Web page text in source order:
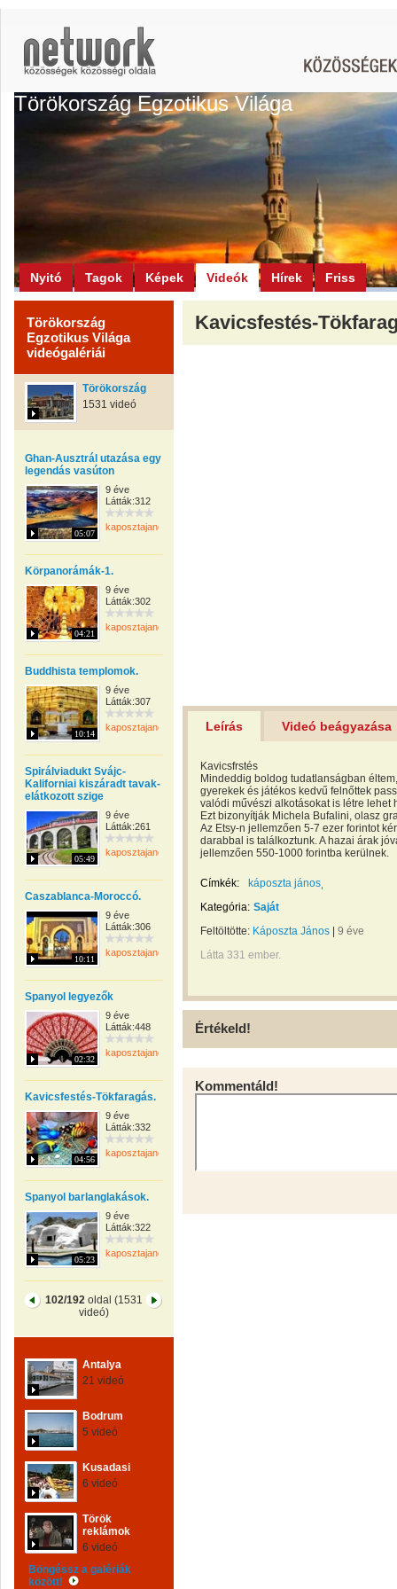
Törökország Egzotikus Világa
Nyitó Tagok Képek Videók Hírek Friss
Törökország
Egzotikus Világa
videógalériái
Törökország
1531 videó
Ghan-Ausztrál utazása egy
legendás vasúton
05:07
9 éve
Látták:312
kaposztajanos
Körpanorámák-1.
04:21
9 éve
Látták:302
kaposztajanos
Buddhista templomok.
10:14
9 éve
Látták:307
kaposztajanos
Spirálviadukt Svájc-
Kaliforniai kiszáradt tavak-
elátkozott szige
05:49
9 éve
Látták:261
kaposztajanos
Caszablanca-Moroccó.
10:11
9 éve
Látták:306
kaposztajanos
Spanyol legyezők
02:32
9 éve
Látták:448
kaposztajanos
Kavicsfestés-Tökfaragás.
04:56
9 éve
Látták:332
kaposztajanos
Spanyol barlanglakások.
05:23
9 éve
Látták:322
kaposztajanos
102/192 oldal (1531
videó)
Antalya
21 videó
Bodrum
5 videó
Kusadasi
6 videó
Török
reklámok
6 videó
Böngéssz a galériák
között!
Kavicsfestés-
Leírás Videó beágyazása
Kavicsfrstés
Mindeddig boldog tudatlanságban
gyerekek és játékos kedvű felnőttek
valódi művészi alkotásokat is létre lehet
Ezt bizonyítják Michela Bufalini, olasz
Az Etsy-n jellemzően 5-7 ezer forintot
darabbal is találkoztunk. A hazai árak
jellemzően 550-1000 forintba kerülnek.
Címkék:
káposzta jános
Kategória: Saját
Feltöltötte: Káposzta János
9 éve
Látta 331 ember.
Értékeld!
Kommentáld!